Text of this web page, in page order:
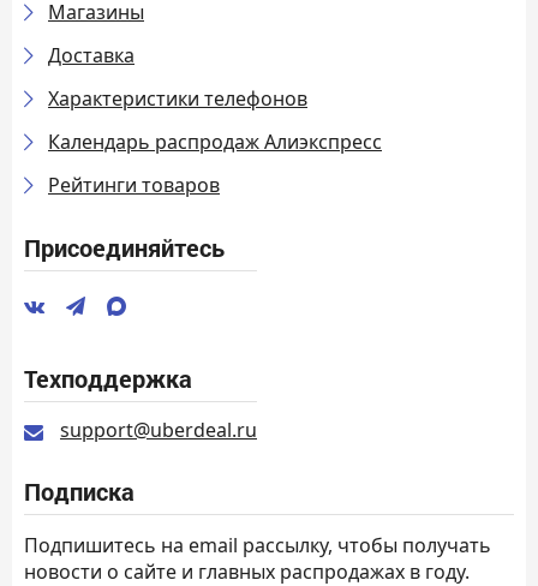
Магазины
Доставка
Характеристики телефонов
Календарь распродаж Алиэкспресс
Рейтинги товаров
Присоединяйтесь
Техподдержка
support@uberdeal.ru
Подписка
Подпишитесь на email рассылку, чтобы получать
новости о сайте и главных распродажах в году.